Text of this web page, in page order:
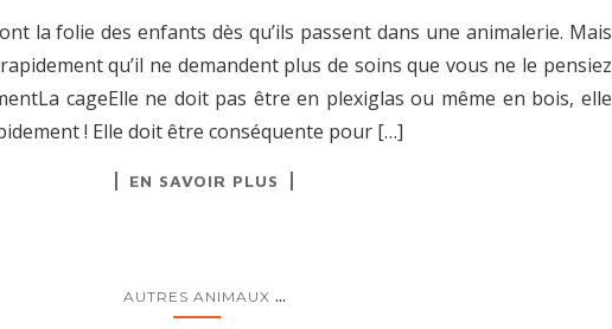
la folie des enfants dès qu’ils passent dans une animalerie. Mais
qu’il ne demandent plus de soins que vous ne le pensiez
cageElle ne doit pas être en plexiglas ou même en bois, elle
! Elle doit être conséquente pour […]
EN SAVOIR PLUS
AUTRES ANIMAUX ...